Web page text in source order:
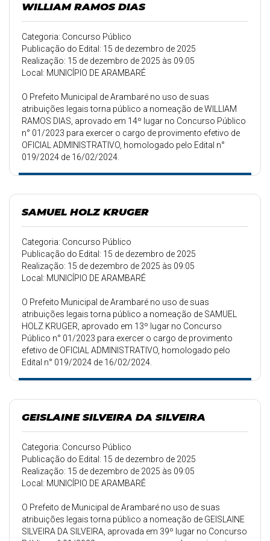
WILLIAM RAMOS DIAS
Categoria: Concurso Público
Publicação do Edital: 15 de dezembro de 2025
Realização: 15 de dezembro de 2025 às 09:05
Local: MUNICÍPIO DE ARAMBARÉ
O Prefeito Municipal de Arambaré no uso de suas
atribuições legais torna público a nomeação de WILLIAM
RAMOS DIAS, aprovado em 14º lugar no Concurso Público
n° 01/2023 para exercer o cargo de provimento efetivo de
OFICIAL ADMINISTRATIVO, homologado pelo Edital n°
019/2024 de 16/02/2024.
SAMUEL HOLZ KRUGER
Categoria: Concurso Público
Publicação do Edital: 15 de dezembro de 2025
Realização: 15 de dezembro de 2025 às 09:05
Local: MUNICÍPIO DE ARAMBARÉ
O Prefeito Municipal de Arambaré no uso de suas
atribuições legais torna público a nomeação de SAMUEL
HOLZ KRUGER, aprovado em 13º lugar no Concurso
Público n° 01/2023 para exercer o cargo de provimento
efetivo de OFICIAL ADMINISTRATIVO, homologado pelo
Edital n° 019/2024 de 16/02/2024.
GEISLAINE SILVEIRA DA SILVEIRA
Categoria: Concurso Público
Publicação do Edital: 15 de dezembro de 2025
Realização: 15 de dezembro de 2025 às 09:05
Local: MUNICÍPIO DE ARAMBARÉ
O Prefeito de Municipal de Arambaré no uso de suas
atribuições legais torna público a nomeação de GEISLAINE
SILVEIRA DA SILVEIRA, aprovada em 39º lugar no Concurso